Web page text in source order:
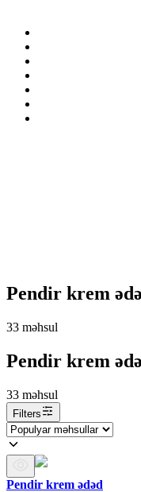
Pendir krem
33 məhsul
Pendir krem
33 məhsul
Filters
Pendir krem ədəd